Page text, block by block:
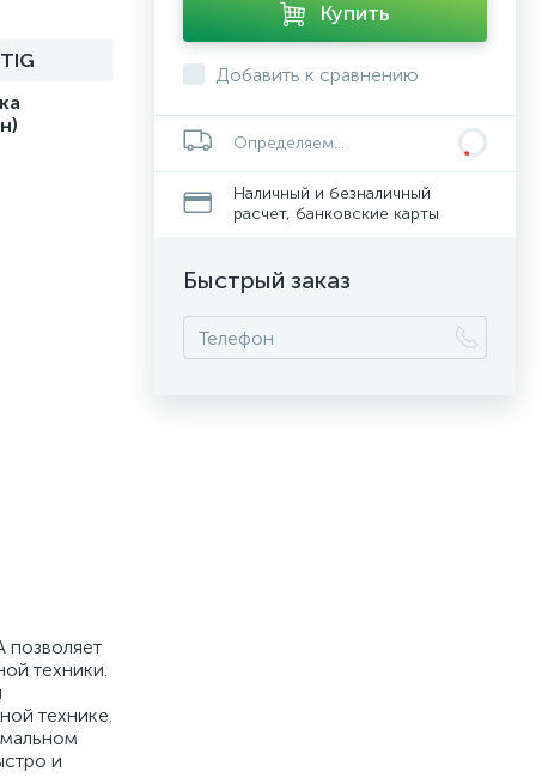
позволяет
техники.
технике.
и
Купить
Добавить к сравнению
Определяем...
Наличный и безналичный
расчет, банковские карты
Быстрый заказ